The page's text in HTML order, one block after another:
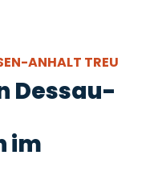
ANHALT TREU
Dessau-
im